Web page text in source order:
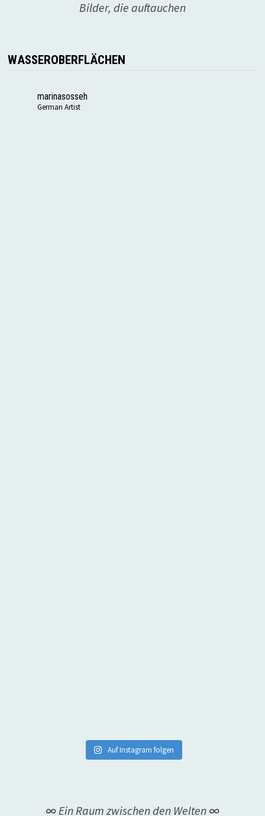
Bilder, die auftauchen
WASSEROBERFLÄCHEN
marinasosseh
German Artist
Auf Instagram folgen
∞ Ein Raum zwischen den Welten ∞